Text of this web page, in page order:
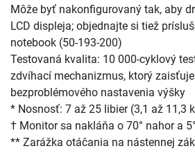
Môže byť nakonfigurovaný tak, aby
LCD displeja; objednajte si tiež
notebook (50-193-200)
Testovaná kvalita: 10 000-cyklový
zdvíhací mechanizmus, ktorý
bezproblémového nastavenia výšky
* Nosnosť: 7 až 25 libier (3,1 až 11,3
† Monitor sa nakláňa o 70° nahor a
** Zarážka otáčania na nástennej